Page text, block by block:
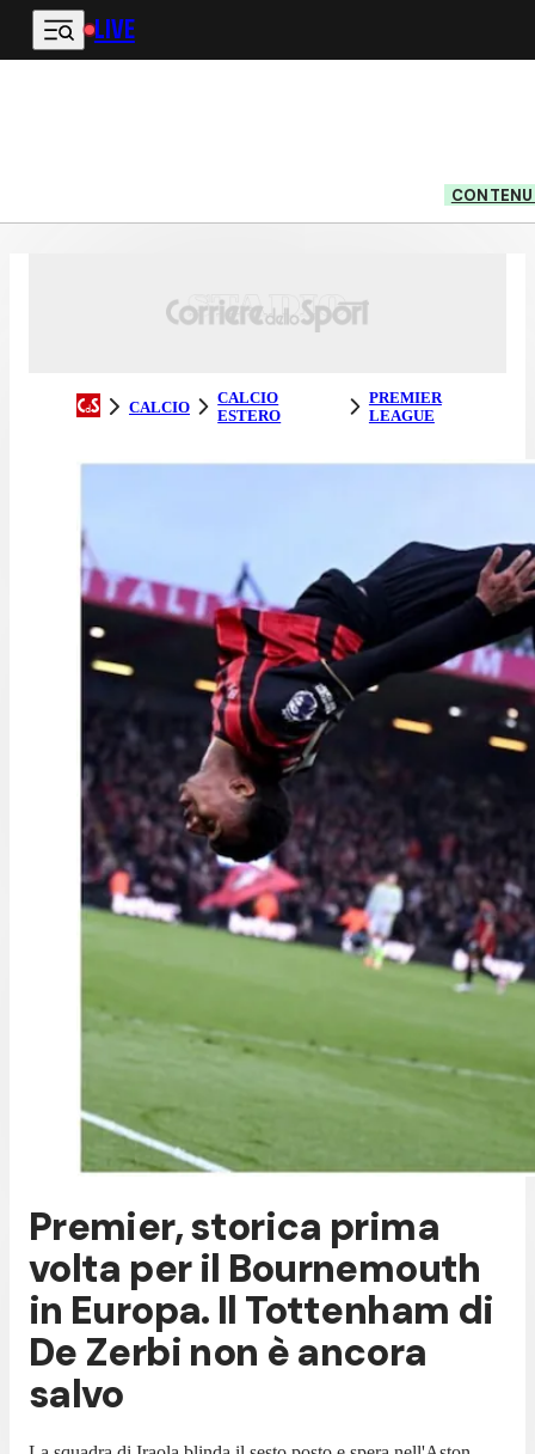
Vai al contenuto principale
LIVE
CALCIO
CALCIO
ESTERO
PREMIER
LEAGUE
Premier, storica prima
volta per il Bournemouth
in Europa. Il Tottenham di
De Zerbi non è ancora
salvo